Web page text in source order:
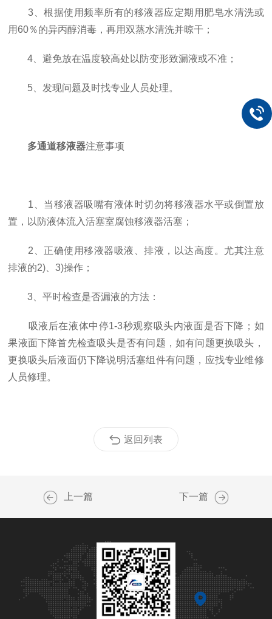
3、根据使用频率所有的移液器应定期用肥皂水清洗或
用60％的异丙醇消毒，再用双蒸水清洗并晾干；
4、避免放在温度较高处以防变形致漏液或不准；
5、发现问题及时找专业人员处理。
多通道移液器注意事项
1、当移液器吸嘴有液体时切勿将移液器水平或倒置放
置，以防液体流入活塞室腐蚀移液器活塞；
2、正确使用移液器吸液、排液，以达高度。尤其注意
排液的2)、3)操作；
3、平时检查是否漏液的方法：
吸液后在液体中停1-3秒观察吸头内液面是否下降；如
果液面下降首先检查吸头是否有问题，如有问题更换吸头，
更换吸头后液面仍下降说明活塞组件有问题，应找专业维修
人员修理。
返回列表
上一篇 下一篇